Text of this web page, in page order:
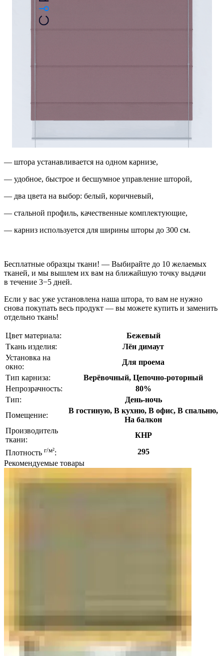
— штора устанавливается на одном карнизе,
— удобное, быстрое и бесшумное управление шторой,
— два цвета на выбор: белый, коричневый,
— стальной профиль, качественные комплектующие,
— карниз используется для ширины шторы до 300 см.
Бесплатные образцы ткани! — Выбирайте до 10 желаемых
тканей, и мы вышлем их вам на ближайшую точку выдачи
в течение 3−5 дней.
Если у вас уже установлена наша штора, то вам не нужно
снова покупать весь продукт — вы можете купить и заменить
отдельно ткань!
Цвет материала:
Бежевый
Ткань изделия:
Лён димаут
Установка на
окно:
Для проема
Тип карниза:
Верёвочный, Цепочно-роторный
Непрозрачность:
80%
Тип:
День-ночь
Помещение:
В гостиную, В кухню, В офис, В спальню,
На балкон
Производитель
ткани:
КНР
Плотность г/м²:
295
Рекомендуемые товары